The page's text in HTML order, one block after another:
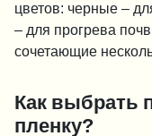
цветов: черные –
– для прогрева
сочетающие
Как выбрать
пленку?